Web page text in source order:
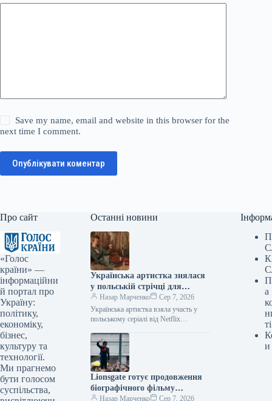
Save my name, email and website in this browser for the
next time I comment.
Опублікувати коментар
Про сайт
«Голос
країни» —
інформаційни
й портал про
Україну:
політику,
економіку,
бізнес,
культуру та
технології.
Ми прагнемо
бути голосом
суспільства,
Останні новини
Українська артистка знялася
у польській стрічці для
Netflix.
Назар Марченко
Сер 7, 2026
Українська артистка взяла участь у
польському серіалі від Netflix
Українська артистка Оксана
Черкашина, відома за роботами у…
Lionsgate готує продовження
біографічного фільму
«Майкл»
Назар Марченко Сер 7, 2026
а
ті
и